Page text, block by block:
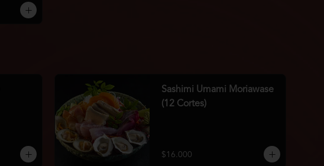
Sashimi Umami Moriawase
(12 Cortes)
$16.000